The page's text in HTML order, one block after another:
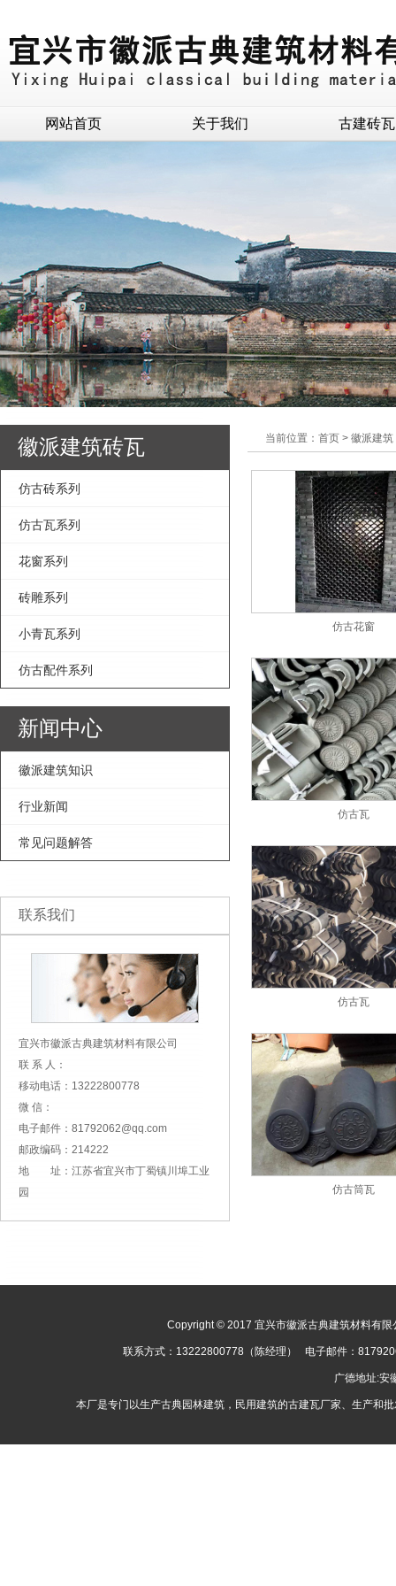
网站首页 关于我们 古建砖瓦
徽派建筑砖瓦
仿古砖系列
仿古瓦系列
花窗系列
砖雕系列
小青瓦系列
仿古配件系列
新闻中心
徽派建筑知识
行业新闻
常见问题解答
联系我们
宜兴市徽派古典建筑材料有限公司
联 系 人：
移动电话：13222800778
微 信：
电子邮件：81792062@qq.com
邮政编码：214222
地 址：江苏省宜兴市丁蜀镇川埠工业
园
当前位置：首页 > 徽派建筑
仿古花窗
仿古瓦
仿古瓦
仿古筒瓦
Copyright © 2017 宜兴市徽派古典建筑材料有
联系方式：13222800778（陈经理） 电子邮件：
广德地址:
本厂是专门以生产古典园林建筑，民用建筑的古建瓦厂家、生产和